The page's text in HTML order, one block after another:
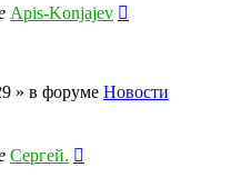
Apis-Konjajev
» в форуме Новости
Сергей.